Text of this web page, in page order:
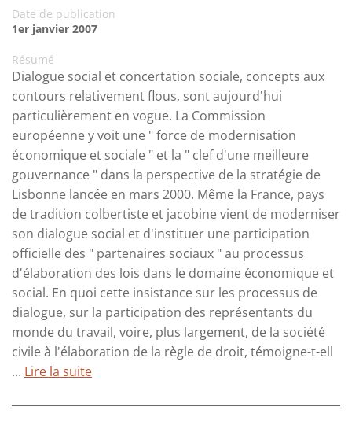
Date de publication
1er janvier 2007
Résumé
Dialogue social et concertation sociale, concepts aux
contours relativement flous, sont aujourd'hui
particulièrement en vogue. La Commission
européenne y voit une " force de modernisation
économique et sociale " et la " clef d'une meilleure
gouvernance " dans la perspective de la stratégie de
Lisbonne lancée en mars 2000. Même la France, pays
de tradition colbertiste et jacobine vient de moderniser
son dialogue social et d'instituer une participation
officielle des " partenaires sociaux " au processus
d'élaboration des lois dans le domaine économique et
social. En quoi cette insistance sur les processus de
dialogue, sur la participation des représentants du
monde du travail, voire, plus largement, de la société
civile à l'élaboration de la règle de droit, témoigne-t-ell
... Lire la suite